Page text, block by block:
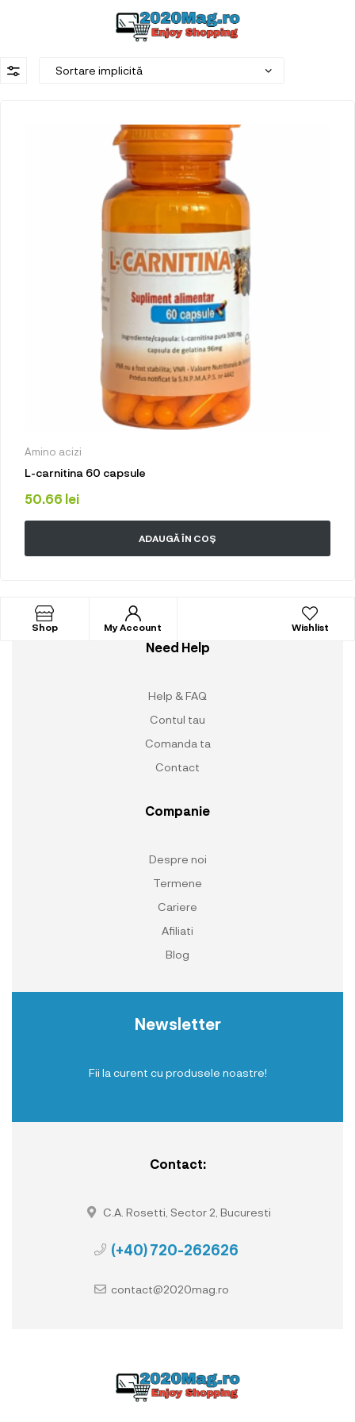
Amino acizi
L-carnitina 60 capsule
50.66 lei
ADAUGĂ ÎN COȘ
Shop My Account Wishlist
Need Help
Help & FAQ
Contul tau
Comanda ta
Contact
Companie
Despre noi
Termene
Cariere
Afiliati
Blog
Newsletter
Fii la curent cu produsele noastre!
Contact:
C.A. Rosetti, Sector 2, Bucuresti
(+40) 720-262626
contact@2020mag.ro